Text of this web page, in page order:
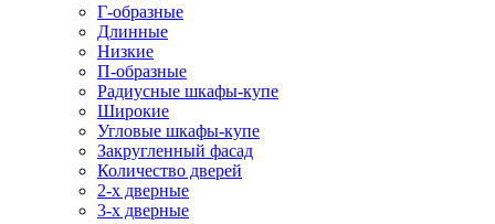
Г-образные
Длинные
Низкие
П-образные
Радиусные шкафы-купе
Широкие
Угловые шкафы-купе
Закругленный фасад
Количество дверей
2-х дверные
3-х дверные